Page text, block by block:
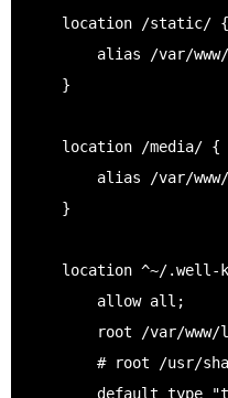
    location /static/ {
alias /var/
    }
    location /media/ {
alias /var/
    }
location ^~/.well-
        allow all;
root /var/www/
# root /usr/
default_type